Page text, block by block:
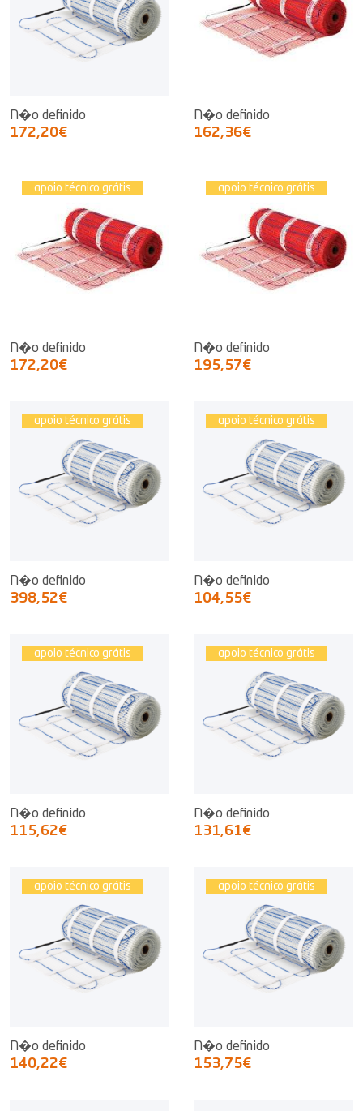
N�o definido
172,20€
N�o definido
162,36€
apoio técnico grátis
N�o definido
172,20€
apoio técnico grátis
N�o definido
195,57€
apoio técnico grátis
N�o definido
398,52€
apoio técnico grátis
N�o definido
104,55€
apoio técnico grátis
N�o definido
115,62€
apoio técnico grátis
N�o definido
131,61€
apoio técnico grátis
N�o definido
140,22€
apoio técnico grátis
N�o definido
153,75€